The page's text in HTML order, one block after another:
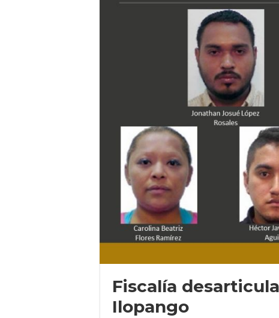
Fiscalía
Ilopango